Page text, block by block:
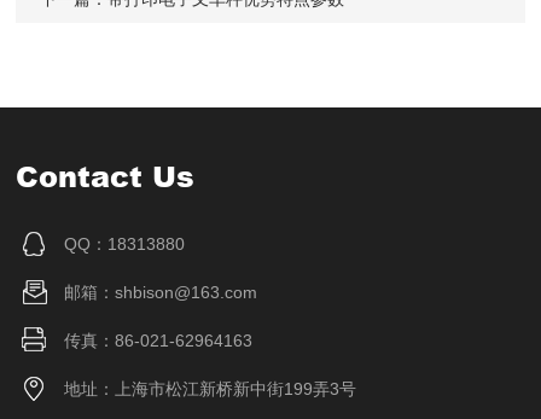
Contact Us
QQ：18313880
邮箱：shbison@163.com
传真：86-021-62964163
地址：上海市松江新桥新中街199弄3号